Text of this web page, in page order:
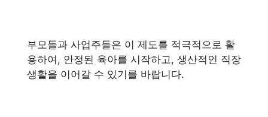
부모들과 사업주들은 이 제도를 적극적으로 활
용하여, 안정된 육아를 시작하고, 생산적인 직장
생활을 이어갈 수 있기를 바랍니다.